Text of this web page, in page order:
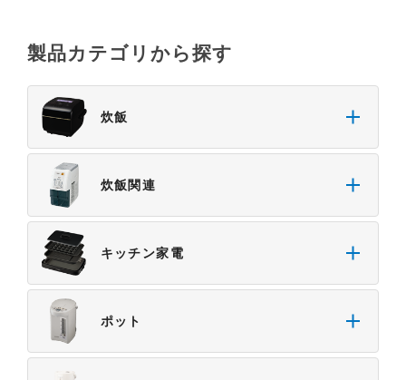
製品カテゴリから探す
炊飯
炊飯関連
キッチン家電
ポット